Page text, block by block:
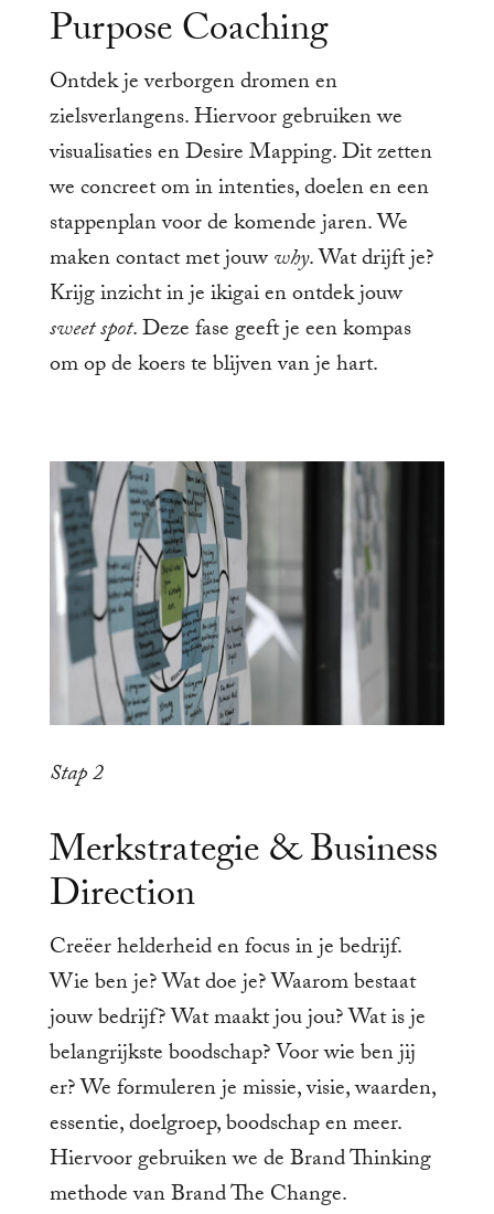
Purpose Coaching
Ontdek je verborgen dromen en
zielsverlangens. Hiervoor gebruiken we
visualisaties en Desire Mapping. Dit zetten
we concreet om in intenties, doelen en een
stappenplan voor de komende jaren. We
maken contact met jouwwhy. Wat drijft je?
Krijg inzicht in je ikigai en ontdek jouw
sweet spot. Deze fase geeft je een kompas
om op de koers te blijven van je hart.
Stap 2
Merkstrategie & Business
Direction
Creëer helderheid en focus in je bedrijf.
Wie ben je? Wat doe je? Waarom bestaat
jouw bedrijf? Wat maakt jou jou? Wat is je
belangrijkste boodschap? Voor wie ben jij
er? We formuleren je missie, visie, waarden,
essentie, doelgroep, boodschap en meer.
Hiervoor gebruiken we de Brand Thinking
methode van Brand The Change.